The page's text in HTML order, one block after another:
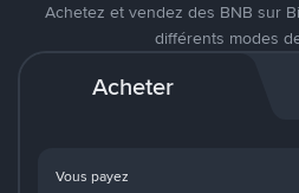
Achetez et vendez des BNB sur
différents modes
Acheter
Vous payez